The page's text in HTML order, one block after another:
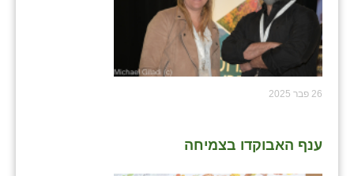
26 פבר 2025
ענף האבוקדו בצמיחה